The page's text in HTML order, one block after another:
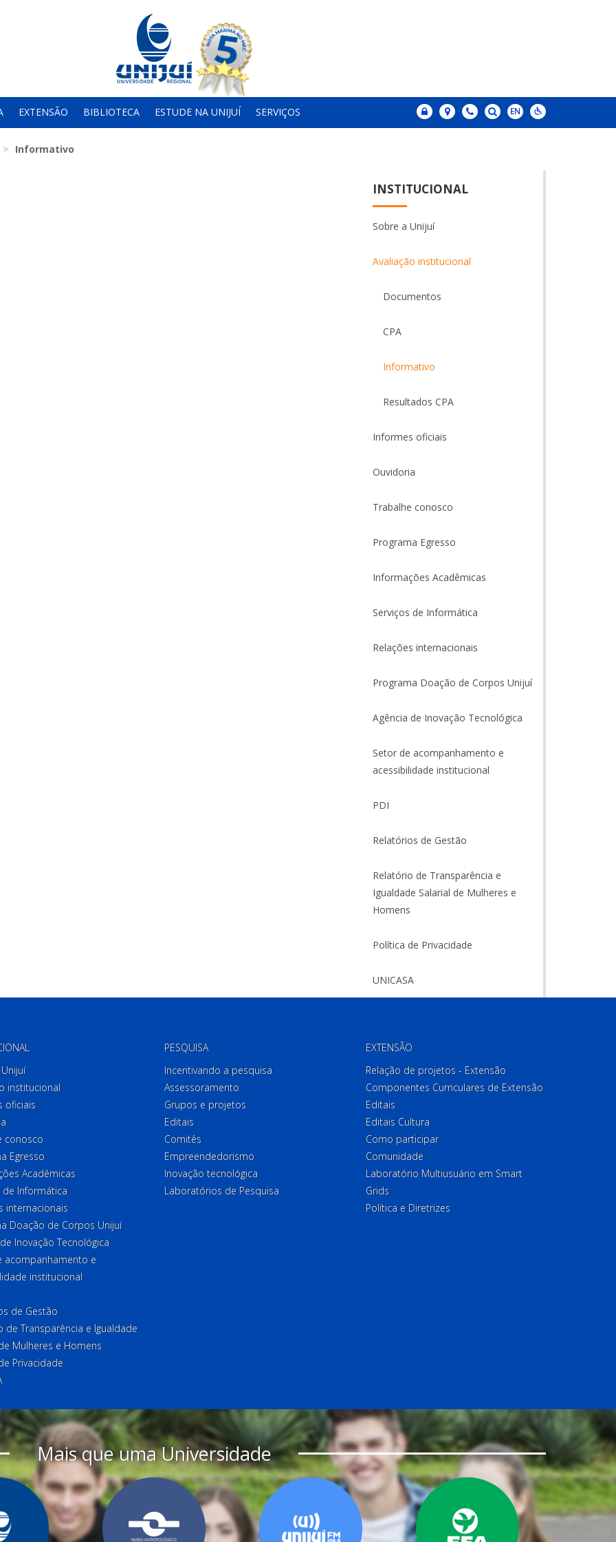
EXTENSÃO BIBLIOTECA ESTUDE NA UNIJUÍ SERVIÇOS
Informativo
INSTITUCIONAL
Sobre a Unijuí
Avaliação institucional
Documentos
CPA
Informativo
Resultados CPA
Informes oficiais
Ouvidoria
Trabalhe conosco
Programa Egresso
Informações Acadêmicas
Serviços de Informática
Relações internacionais
Programa Doação de Corpos Unijuí
Agência de Inovação Tecnológica
Setor de acompanhamento e
acessibilidade institucional
PDI
Relatórios de Gestão
Relatório de Transparência e
Igualdade Salarial de Mulheres e
Homens
Política de Privacidade
UNICASA
institucional
oficiais
conosco
Egresso
Acadêmicas
de Informática
internacionais
Doação de Corpos Unijuí
Inovação Tecnológica
acompanhamento e
institucional
de Gestão
de Transparência e Igualdade
Mulheres e Homens
Privacidade
PESQUISA
Incentivando a pesquisa
Assessoramento
Grupos e projetos
Editais
Comitês
Empreendedorismo
Inovação tecnológica
Laboratórios de Pesquisa
EXTENSÃO
Relação de projetos - Extensão
Componentes Curriculares de Extensão
Editais
Editais Cultura
Como participar
Comunidade
Laboratório Multiusuário em Smart
Grids
Política e Diretrizes
Mais que uma Universidade